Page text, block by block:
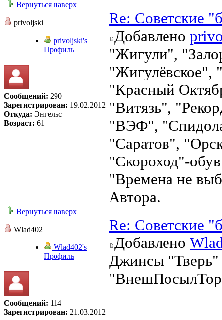
Вернуться наверх
privoljski
privoljski's
Профиль
Сообщений: 290
Зарегистрирован: 19.02.2012
Откуда: Энгельс
Возраст: 61
Re: Советские
Добавлено
"Жигули",
"Жигулёвское",
"Красный
"Витязь",
"ВЭФ",
"Саратов",
"Скороход"-
"Времена не
Автора.
Вернуться наверх
Wlad402
Wlad402's
Профиль
Сообщений: 114
Зарегистрирован: 21.03.2012
Re: Советские
Добавлено
Джинсы "Тверь"